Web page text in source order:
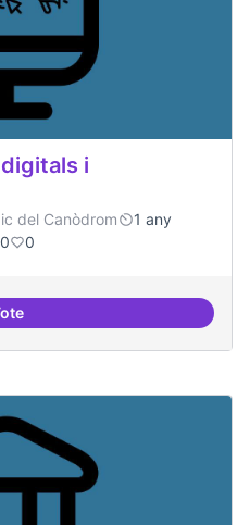
i
del Canòdrom
1 any
0 0
Suport a projectes digitals i